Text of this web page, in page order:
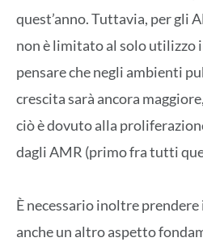
quest’anno. Tuttavia, per gli
non è limitato al solo utilizzo
pensare che negli ambienti
crescita sarà ancora
ciò è dovuto alla
dagli AMR (primo fra tutti
È necessario inoltre
anche un altro aspetto